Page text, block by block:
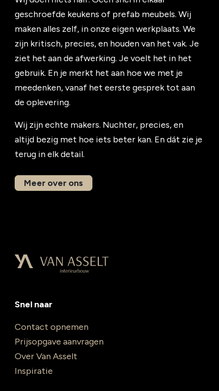
geschroefde keukens of prefab meubels. Wij
maken alles zelf, in onze eigen werkplaats. We
zijn kritisch, precies, en houden van het vak. Je
ziet het aan de afwerking. Je voelt het in het
gebruik. En je merkt het aan hoe we met je
meedenken, vanaf het eerste gesprek tot aan
de oplevering.
Wij zijn echte makers. Nuchter, precies, en
altijd bezig met hoe iets beter kan. En dát zie je
terug in elk detail.
Meer over ons
Snel naar
Contact opnemen
Prijsopgave aanvragen
Over Van Asselt
Inspiratie